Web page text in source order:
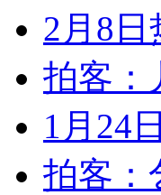
安徽一实载49人
2月8
拍客：
1月24
拍客：